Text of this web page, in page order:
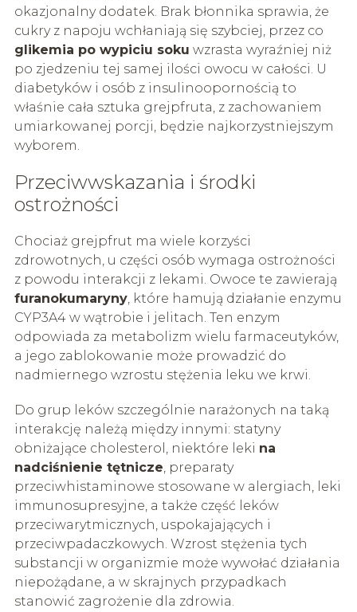
okazjonalny dodatek. Brak błonnika sprawia, że
cukry z napoju wchłaniają się szybciej, przez co
glikemia po wypiciu soku wzrasta wyraźniej niż
po zjedzeniu tej samej ilości owocu w całości. U
diabetyków i osób z insulinoopornością to
właśnie cała sztuka grejpfruta, z zachowaniem
umiarkowanej porcji, będzie najkorzystniejszym
wyborem.
Przeciwwskazania i środki
ostrożności
Chociaż grejpfrut ma wiele korzyści
zdrowotnych, u części osób wymaga ostrożności
z powodu interakcji z lekami. Owoce te zawierają
furanokumaryny, które hamują działanie enzymu
CYP3A4 w wątrobie i jelitach. Ten enzym
odpowiada za metabolizm wielu farmaceutyków,
a jego zablokowanie może prowadzić do
nadmiernego wzrostu stężenia leku we krwi.
Do grup leków szczególnie narażonych na taką
interakcję należą między innymi: statyny
obniżające cholesterol, niektóre leki na
nadciśnienie tętnicze, preparaty
przeciwhistaminowe stosowane w alergiach, leki
immunosupresyjne, a także część leków
przeciwarytmicznych, uspokajających i
przeciwpadaczkowych. Wzrost stężenia tych
substancji w organizmie może wywołać działania
niepożądane, a w skrajnych przypadkach
stanowić zagrożenie dla zdrowia.